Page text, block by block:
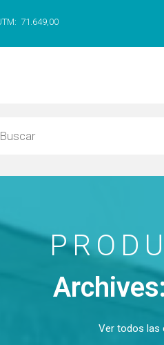
71.649,00
Ver todos las